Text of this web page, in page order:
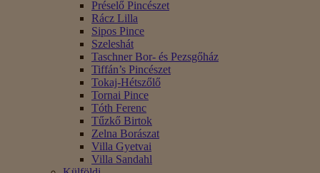
Préselő Pincészet
Rácz Lilla
Sipos Pince
Szeleshát
Taschner Bor- és Pezsgőház
Tiffán’s Pincészet
Tokaj-Hétszőlő
Tornai Pince
Tóth Ferenc
Tűzkő Birtok
Zelna Borászat
Villa Gyetvai
Villa Sandahl